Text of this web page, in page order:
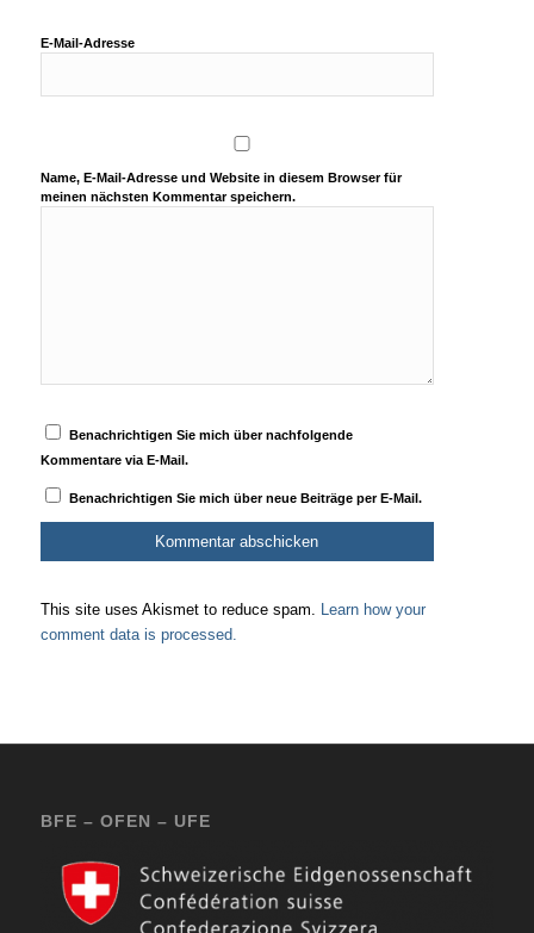
E-Mail-Adresse
Name, E-Mail-Adresse und Website in diesem Browser für
meinen nächsten Kommentar speichern.
Benachrichtigen Sie mich über nachfolgende
Kommentare via E-Mail.
Benachrichtigen Sie mich über neue Beiträge per E-Mail.
This site uses Akismet to reduce spam.
Learn how your
comment data is processed.
BFE – OFEN – UFE